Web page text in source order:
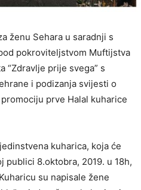
ženu Sehara u saradnji s
pokroviteljstvom Muftijstva
“Zdravlje prije svega” s
i podizanja svijesti o
prve Halal kuharice
kuharica, koja će
publici 8.oktobra, 2019. u 18h,
su napisale žene